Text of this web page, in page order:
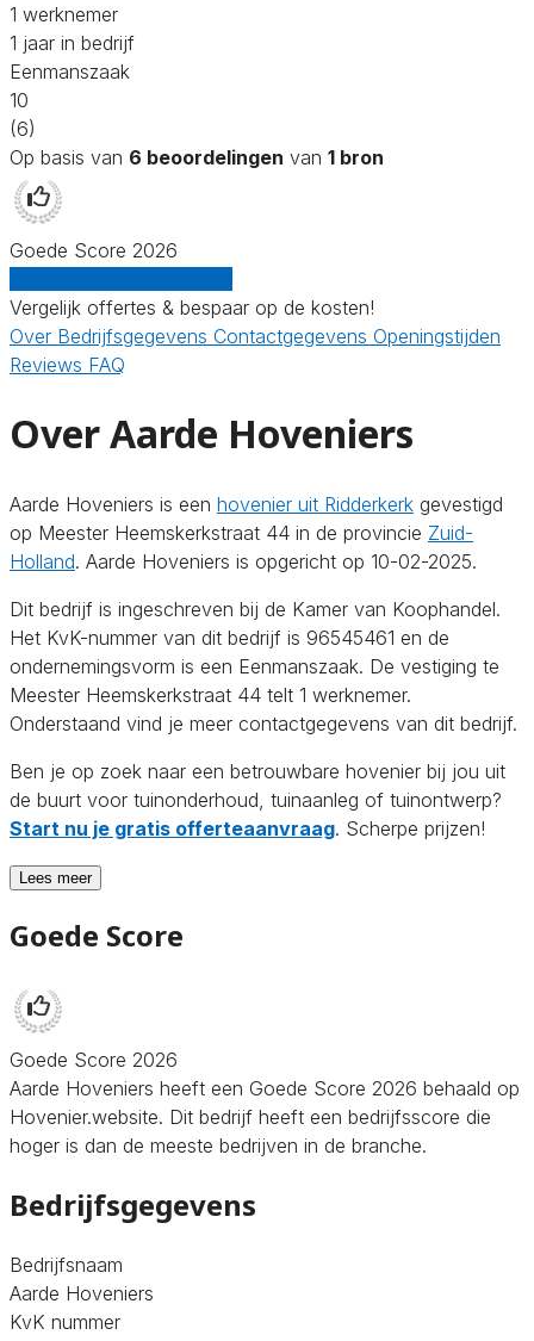
1 werknemer
1 jaar in bedrijf
Eenmanszaak
10
(6)
Op basis van 6 beoordelingen van 1 bron
Goede Score 2026
Vergelijk offertes & bespaar op de kosten!
Over Bedrijfsgegevens Contactgegevens Openingstijden
Reviews FAQ
Over Aarde Hoveniers
Aarde Hoveniers is een hovenier uit Ridderkerk gevestigd
op Meester Heemskerkstraat 44 in de provincie Zuid-
Holland. Aarde Hoveniers is opgericht op 10-02-2025.
Dit bedrijf is ingeschreven bij de Kamer van Koophandel.
Het KvK-nummer van dit bedrijf is 96545461 en de
ondernemingsvorm is een Eenmanszaak. De vestiging te
Meester Heemskerkstraat 44 telt 1 werknemer.
Onderstaand vind je meer contactgegevens van dit bedrijf.
Ben je op zoek naar een betrouwbare hovenier bij jou uit
de buurt voor tuinonderhoud, tuinaanleg of tuinontwerp?
Start nu je gratis offerteaanvraag. Scherpe prijzen!
Lees meer
Goede Score
Goede Score 2026
Aarde Hoveniers heeft een Goede Score 2026 behaald op
Hovenier.website. Dit bedrijf heeft een bedrijfsscore die
hoger is dan de meeste bedrijven in de branche.
Bedrijfsgegevens
Bedrijfsnaam
Aarde Hoveniers
KvK nummer